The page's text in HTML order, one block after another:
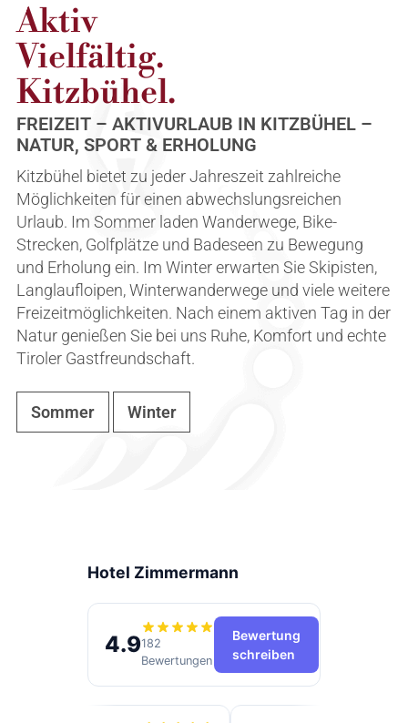
Aktiv
Vielfältig.
Kitzbühel.
FREIZEIT – AKTIVURLAUB IN KITZBÜHEL –
NATUR, SPORT & ERHOLUNG
Kitzbühel bietet zu jeder Jahreszeit zahlreiche
Möglichkeiten für einen abwechslungsreichen
Urlaub. Im Sommer laden Wanderwege, Bike-
Strecken, Golfplätze und Badeseen zu Bewegung
und Erholung ein. Im Winter erwarten Sie Skipisten,
Langlaufloipen, Winterwanderwege und viele weitere
Freizeitmöglichkeiten. Nach einem aktiven Tag in der
Natur genießen Sie bei uns Ruhe, Komfort und echte
Tiroler Gastfreundschaft.
Sommer Winter